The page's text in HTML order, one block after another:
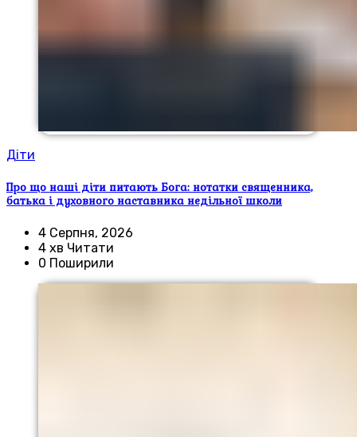
Діти
Про що наші діти питають Бога: нотатки священника,
батька і духовного наставника недільної школи
4 Серпня, 2026
4 хв Читати
0 Поширили